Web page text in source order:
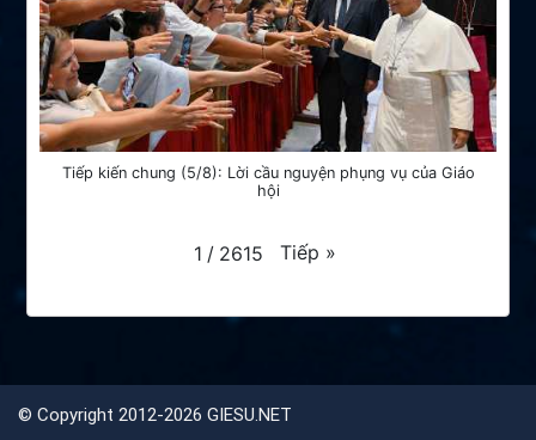
Tiếp kiến chung (5/8): Lời cầu nguyện phụng vụ của Giáo
hội
1 / 2615 Tiếp »
© Copyright 2012-2026 GIESU.NET